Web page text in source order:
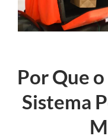
Por Que
Sistema